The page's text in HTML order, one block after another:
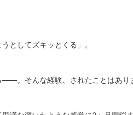
としてズキッとくる」。
。そんな経験、されたことはあり